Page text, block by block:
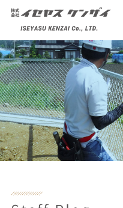
株式会社イセヤスケンザ
イ